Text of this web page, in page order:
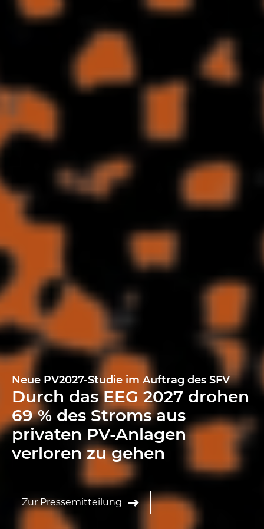
Neue PV2027-Studie im Auftrag des SFV
Durch das EEG 2027 drohen
69 % des Stroms aus
privaten PV-Anlagen
verloren zu gehen
Zur Pressemitteilung